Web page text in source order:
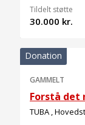
Tildelt støtte
30.000 kr.
Donation
GAMMELT
Forstå det
TUBA ,